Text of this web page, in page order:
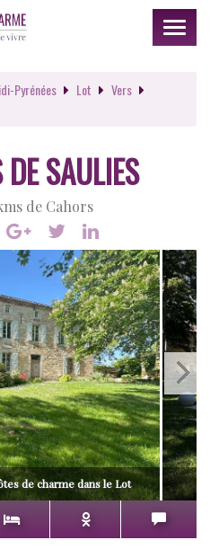
Toggle
Pyrénées Lot
Vers
SAULIES
de Cahors
de charme dans le Lot